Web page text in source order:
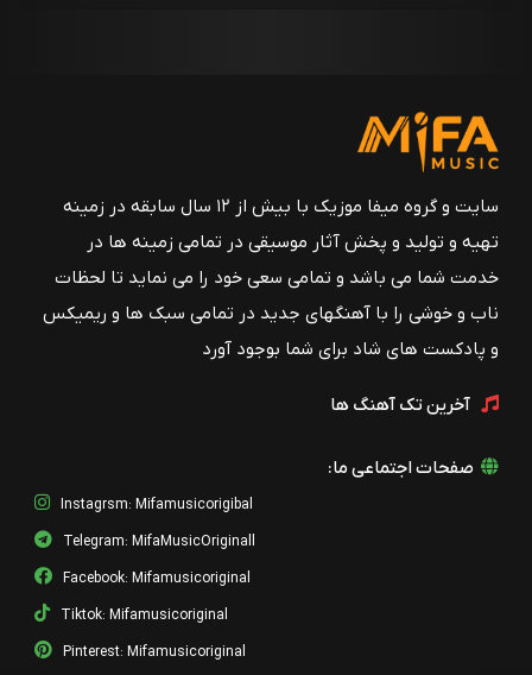
01 - Ziba Jan
ایهام
تمام ناتمام ( ویو wav)
ایهام
تمام ناتمامم
ایهام
سقوط ( ریمیکس )
ایهام
امشب
بزن بارن ( اجرای کنسرت )
سایت و گروه میفا موزیک با بیش از ۱۲ سال سابقه در زمینه
تهیه و تولید و پخش آثار موسیقی در تمامی زمینه ها در
خدمت شما می باشد و تمامی سعی خود را می نماید تا لحظات
ناب و خوشی را با آهنگهای جدید در تمامی سبک ها و ریمیکس
و پادکست های شاد برای شما بوجود آورد
آخرین تک آهنگ ها
صفحات اجتماعی ما:
Instagrsm: Mifamusicorigibal
Telegram: MifaMusicOriginall
Facebook: Mifamusicoriginal
Tiktok: Mifamusicoriginal
Pinterest: Mifamusicoriginal